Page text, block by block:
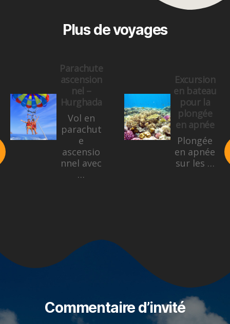
Plus de voyages
Parachute
ascension
nel –
Hurghada
Vol en
parachut
e
ascensio
nnel avec
…
Excursion
en bateau
pour la
plongée
en apnée
Plongée
en apnée
sur les …
Commentaire d’invité